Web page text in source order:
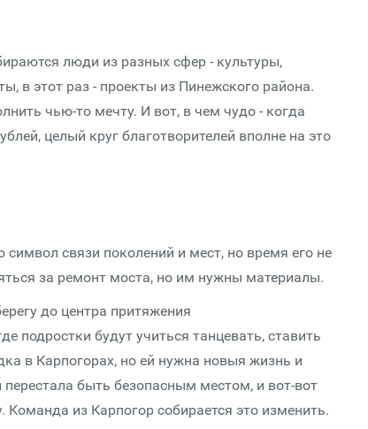
люди из разных сфер - культуры,
в этот раз - проекты из Пинежского района.
чью-то мечту. И вот, в чем чудо - когда
целый круг благотворителей вполне на это
связи поколений и мест, но время его не
за ремонт моста, но им нужны материалы.
до центра притяжения
подростки будут учиться танцевать, ставить
в Карпогорах, но ей нужна новыя жизнь и
быть безопасным местом, и вот-вот
Команда из Карпогор собирается это изменить.